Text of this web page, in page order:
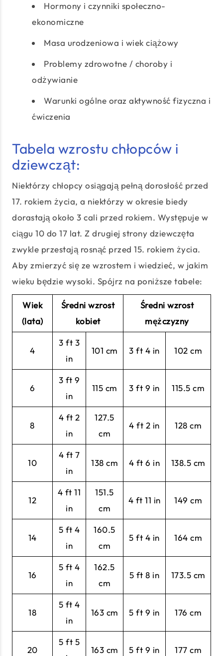
Hormony i czynniki społeczno-
ekonomiczne
Masa urodzeniowa i wiek ciążowy
Problemy zdrowotne / choroby i
odżywianie
Warunki ogólne oraz aktywność fizyczna i
ćwiczenia
Tabela wzrostu chłopców i
dziewcząt:
Niektórzy chłopcy osiągają pełną dorosłość przed
17. rokiem życia, a niektórzy w okresie biedy
dorastają około 3 cali przed rokiem. Występuje w
ciągu 10 do 17 lat. Z drugiej strony dziewczęta
zwykle przestają rosnąć przed 15. rokiem życia.
Aby zmierzyć się ze wzrostem i wiedzieć, w jakim
wieku będzie wysoki. Spójrz na poniższe tabele:
Wiek
(lata)
Średni wzrost
kobiet
Średni wzrost
mężczyzny
4
3 ft 3
in
101 cm 3 ft 4 in 102 cm
6
3 ft 9
in
115 cm 3 ft 9 in 115.5 cm
8
4 ft 2
in
127.5
cm
4 ft 2 in 128 cm
10
4 ft 7
in
138 cm 4 ft 6 in 138.5 cm
12
4 ft 11
in
151.5
cm
4 ft 11 in 149 cm
14
5 ft 4
in
160.5
cm
5 ft 4 in 164 cm
16
5 ft 4
in
162.5
cm
5 ft 8 in 173.5 cm
18
5 ft 4
in
163 cm 5 ft 9 in 176 cm
20
5 ft 5
163 cm 5 ft 9 in 177 cm